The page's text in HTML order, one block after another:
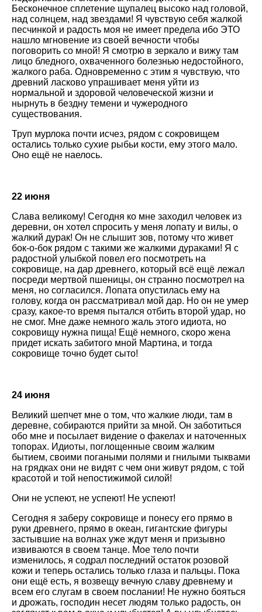
Бесконечное сплетение щупалец высоко над головой,
над солнцем, над звездами! Я чувствую себя жалкой
песчинкой и радость моя не имеет предела ибо ЭТО
нашло мгновение из своей вечности чтобы
поговорить со мной! Я смотрю в зеркало и вижу там
лицо бледного, охваченного болезнью недостойного,
жалкого раба. Одновременно с этим я чувствую, что
древний ласково упрашивает меня уйти из
нормальной и здоровой человеческой жизни и
нырнуть в бездну темени и чужеродного
существования.
Труп мурлока почти исчез, рядом с сокровищем
остались только сухие рыбьи кости, ему этого мало.
Оно ещё не наелось.
22 июня
Слава великому! Сегодня ко мне заходил человек из
деревни, он хотел спросить у меня лопату и вилы, о
жалкий дурак! Он не слышит зов, потому что живет
бок-о-бок рядом с такими же жалкими дураками! Я с
радостной улыбкой повел его посмотреть на
сокровище, на дар древнего, который всё ещё лежал
посреди мертвой пшеницы, он странно посмотрел на
меня, но согласился. Лопата опустилась ему на
голову, когда он рассматривал мой дар. Но он не умер
сразу, какое-то время пытался отбить второй удар, но
не смог. Мне даже немного жаль этого идиота, но
сокровищу нужна пища! Ещё немного, скоро жена
придет искать забитого мной Мартина, и тогда
сокровище точно будет сыто!
24 июня
Великий шепчет мне о том, что жалкие люди, там в
деревне, собираются прийти за мной. Он заботиться
обо мне и посылает видение о факелах и наточенных
топорах. Идиоты, поглощенные своим жалким
бытием, своими погаными полями и гнилыми тыквами
на грядках они не видят с чем они живут рядом, с той
красотой и той непостижимой силой!
Они не успеют, не успеют! Не успеют!
Сегодня я заберу сокровище и понесу его прямо в
руки древнего, прямо в океан, гигантские фигуры
застывшие на волнах уже ждут меня и призывно
извиваются в своем танце. Мое тело почти
изменилось, я содрал последний остаток розовой
кожи и теперь остались только глаза и пальцы. Пока
они ещё есть, я возвещу вечную славу древнему и
всем его слугам в своем послании! Не нужно бояться
и дрожать, господин несет людям только радость, он